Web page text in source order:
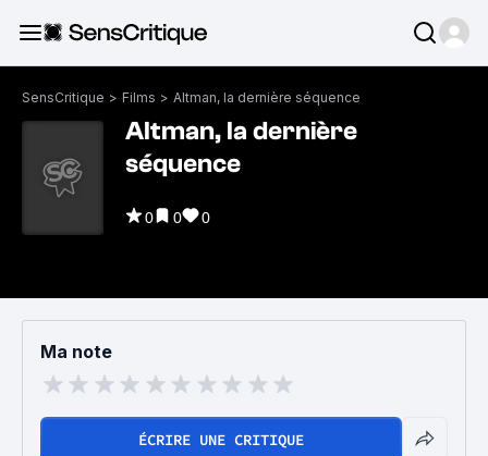
SensCritique > Films > Altman, la dernière séquence
Altman, la dernière
séquence
0 0 0
Ma note
ÉCRIRE UNE CRITIQUE